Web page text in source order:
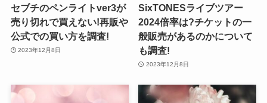
セブチのペンライトver3が
売り切れで買えない!再販や
公式での買い方を調査!
2023年12月8日
SixTONESライブツアー
2024倍率は?チケットの一
般販売があるのかについて
も調査!
2023年12月8日